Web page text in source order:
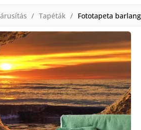
Tapéták Fototapeta